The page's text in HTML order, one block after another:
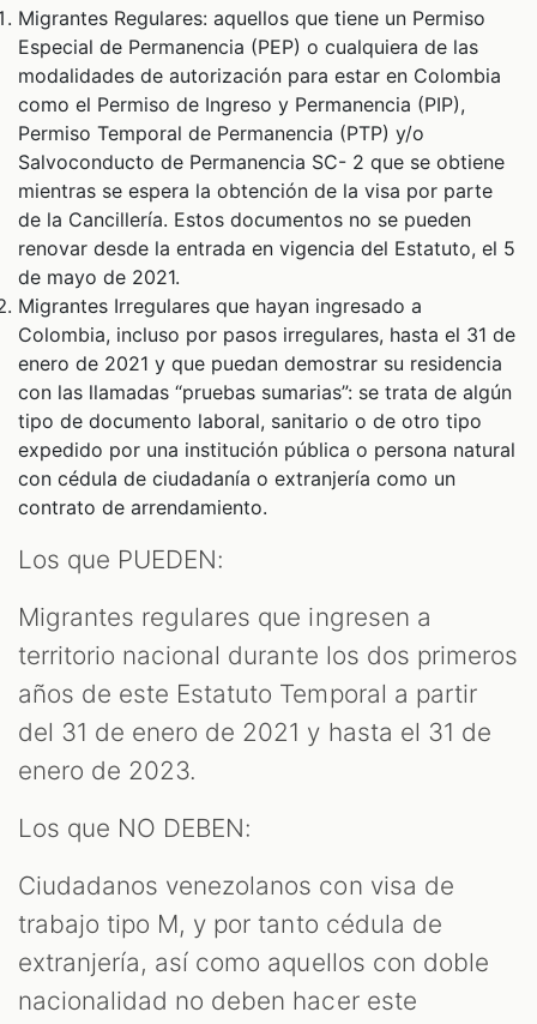
Migrantes Regulares: aquellos que tiene un Permiso
Especial de Permanencia (PEP) o cualquiera de las
modalidades de autorización para estar en Colombia
como el Permiso de Ingreso y Permanencia (PIP),
Permiso Temporal de Permanencia (PTP) y/o
Salvoconducto de Permanencia SC- 2 que se obtiene
mientras se espera la obtención de la visa por parte
de la Cancillería. Estos documentos no se pueden
renovar desde la entrada en vigencia del Estatuto, el 5
de mayo de 2021.
Migrantes Irregulares que hayan ingresado a
Colombia, incluso por pasos irregulares, hasta el 31 de
enero de 2021 y que puedan demostrar su residencia
con las llamadas “pruebas sumarias”: se trata de algún
tipo de documento laboral, sanitario o de otro tipo
expedido por una institución pública o persona natural
con cédula de ciudadanía o extranjería como un
contrato de arrendamiento.
Los que PUEDEN:
Migrantes regulares que ingresen a
territorio nacional durante los dos primeros
años de este Estatuto Temporal a partir
del 31 de enero de 2021 y hasta el 31 de
enero de 2023.
Los que NO DEBEN:
Ciudadanos venezolanos con visa de
trabajo tipo M, y por tanto cédula de
extranjería, así como aquellos con doble
nacionalidad no deben hacer este